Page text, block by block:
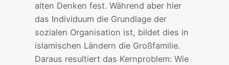
alten Denken fest. Während aber hier
das Individuum die Grundlage der
sozialen Organisation ist, bildet dies in
islamischen Ländern die Großfamilie.
Daraus resultiert das Kernproblem: Wie